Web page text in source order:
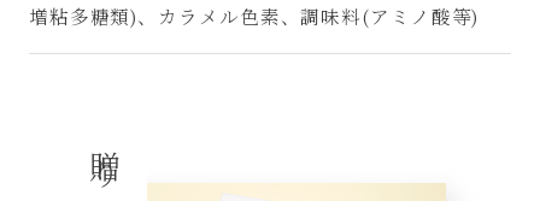
増粘多糖類)、カラメル色素、調味料(アミノ酸等)